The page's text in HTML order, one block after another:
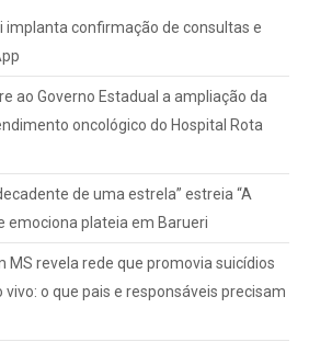
implanta confirmação de consultas e
ao Governo Estadual a ampliação da
oncológico do Hospital Rota
de uma estrela” estreia “A
emociona plateia em Barueri
MS revela rede que promovia suicídios
o que pais e responsáveis precisam